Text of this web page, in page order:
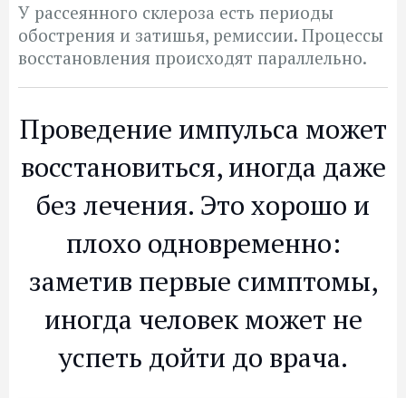
У рассеянного склероза есть периоды
обострения и затишья, ремиссии. Процессы
восстановления происходят параллельно.
Проведение импульса может
восстановиться, иногда даже
без лечения. Это хорошо и
плохо одновременно:
заметив первые симптомы,
иногда человек может не
успеть дойти до врача.